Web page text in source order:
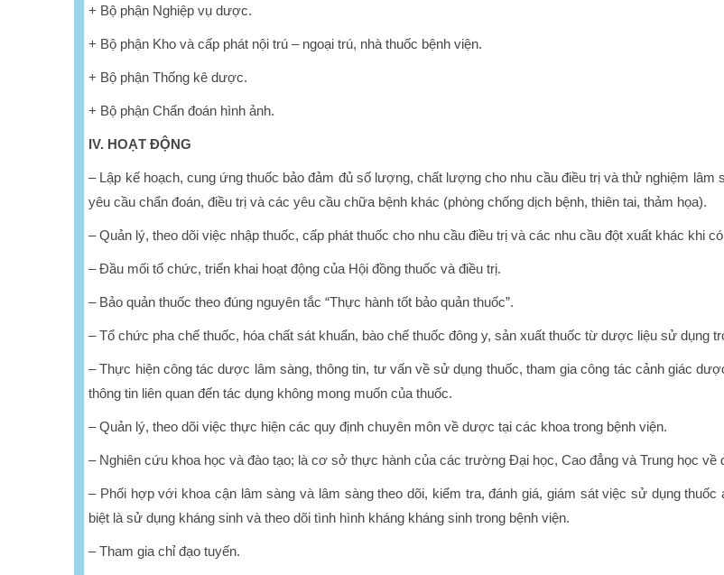
+ Bộ phận Nghiệp vụ dược.
+ Bộ phận Kho và cấp phát nội trú – ngoại trú, nhà thuốc bệnh viện.
+ Bộ phận Thống kê dược.
+ Bộ phận Chẩn đoán hình ảnh.
IV. HOẠT ĐỘNG
– Lập kế hoạch, cung ứng thuốc bảo đảm đủ số lượng, chất lượng cho nhu cầu điều trị và thử nghiệm lâm
yêu cầu chẩn đoán, điều trị và các yêu cầu chữa bệnh khác (phòng chống dịch bệnh, thiên tai, thảm họa).
– Quản lý, theo dõi việc nhập thuốc, cấp phát thuốc cho nhu cầu điều trị và các nhu cầu đột xuất khác khi
– Đầu mối tổ chức, triển khai hoạt động của Hội đồng thuốc và điều trị.
– Bảo quản thuốc theo đúng nguyên tắc “Thực hành tốt bảo quản thuốc”.
– Tổ chức pha chế thuốc, hóa chất sát khuẩn, bào chế thuốc đông y, sản xuất thuốc từ dược liệu sử dụng
– Thực hiện công tác dược lâm sàng, thông tin, tư vấn về sử dụng thuốc, tham gia công tác cảnh giác
thông tin liên quan đến tác dụng không mong muốn của thuốc.
– Quản lý, theo dõi việc thực hiện các quy định chuyên môn về dược tại các khoa trong bệnh viện.
– Nghiên cứu khoa học và đào tạo; là cơ sở thực hành của các trường Đại học, Cao đẳng và Trung học về
– Phối hợp với khoa cận lâm sàng và lâm sàng theo dõi, kiểm tra, đánh giá, giám sát việc sử dụng thuốc
biệt là sử dụng kháng sinh và theo dõi tình hình kháng kháng sinh trong bệnh viện.
– Tham gia chỉ đạo tuyến.